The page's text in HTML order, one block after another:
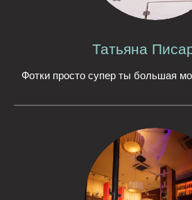
Татьяна
Фотки просто супер ты большая